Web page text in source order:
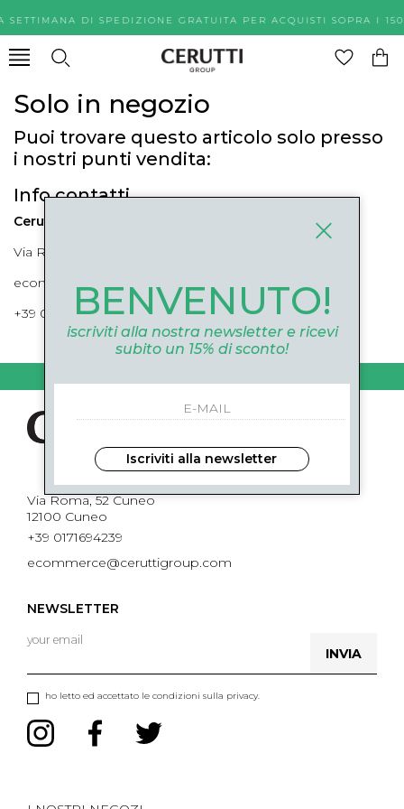
SETTIMANA DI SPEDIZIONE GRATUITA PER ACQUISTI
Solo in negozio
Puoi trovare questo articolo solo presso
i nostri punti vendita:
Info contatti
Cerutti Boutique
Via Roma, 52 Cuneo 12100 Cuneo
ecommerce@ceruttigroup.com
+39 0171694239
Via Roma, 52 Cuneo
12100 Cuneo
+39 0171694239
ecommerce@ceruttigroup.com
NEWSLETTER
ho letto ed accettato le condizioni sulla privacy.
INVIA
BENVENUTO!
iscriviti alla nostra newsletter e ricevi
subito un 15% di sconto!
Iscriviti alla newsletter